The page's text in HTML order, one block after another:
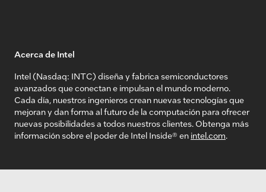
Acerca de Intel
Intel (Nasdaq: INTC) diseña y fabrica semiconductores
avanzados que conectan e impulsan el mundo moderno.
Cada día, nuestros ingenieros crean nuevas tecnologías que
mejoran y dan forma al futuro de la computación para ofrecer
nuevas posibilidades a todos nuestros clientes. Obtenga más
información sobre el poder de Intel Inside® en intel.com.